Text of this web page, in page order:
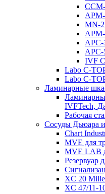
MN-
APC-
APC-
IVF
Labo С-
Labo С-
Ламинарные
IVFTech,
Рабочая
Сосуды Дьюара
Chart
MVE для
MVE LAB
Резервуар
XC 20
XC 47/11-